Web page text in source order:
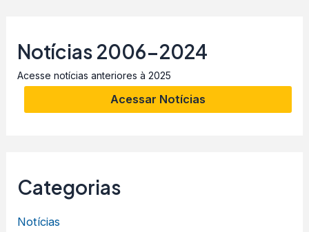
Notícias 2006-2024
Acesse notícias anteriores à 2025
Acessar Notícias
Categorias
Notícias